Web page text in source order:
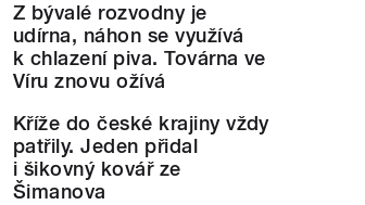
Z bývalé rozvodny je
udírna, náhon se využívá
k chlazení piva. Továrna ve
Víru znovu ožívá
Kříže do české krajiny vždy
patřily. Jeden přidal
i šikovný kovář ze
Šimanova